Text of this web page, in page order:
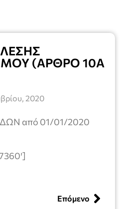
(ΑΡΘΡΟ 10Α
2020
από 01/01/2020
Επόμενο